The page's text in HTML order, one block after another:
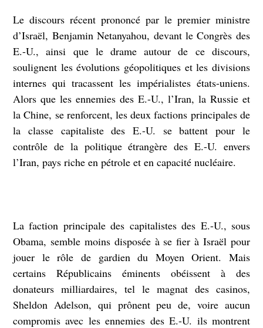
Le discours récent prononcé par le premier ministre
d’Israël, Benjamin Netanyahou, devant le Congrès des
E.-U., ainsi que le drame autour de ce discours,
soulignent les évolutions géopolitiques et les divisions
internes qui tracassent les impérialistes états-uniens.
Alors que les ennemies des E.-U., l’Iran, la Russie et
la Chine, se renforcent, les deux factions principales de
la classe capitaliste des E.-U. se battent pour le
contrôle de la politique étrangère des E.-U. envers
l’Iran, pays riche en pétrole et en capacité nucléaire.
La faction principale des capitalistes des E.-U., sous
Obama, semble moins disposée à se fier à Israël pour
jouer le rôle de gardien du Moyen Orient. Mais
certains Républicains éminents obéissent à des
donateurs milliardaires, tel le magnat des casinos,
Sheldon Adelson, qui prônent peu de, voire aucun
compromis avec les ennemies des E.-U. ils montrent